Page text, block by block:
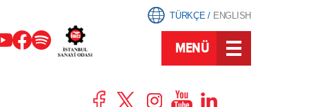
TÜRKÇE/ ENGLISH
MENÜ